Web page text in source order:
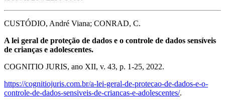
CUSTÓDIO, André Viana; CONRAD, C.
A lei geral de proteção de dados e o controle de dados sensíveis
de crianças e adolescentes.
COGNITIO JURIS, ano XII, v. 43, p. 1-25, 2022.
https://cognitiojuris.com.br/a-lei-geral-de-protecao-de-dados-e-o-
controle-de-dados-sensiveis-de-criancas-e-adolescentes/.